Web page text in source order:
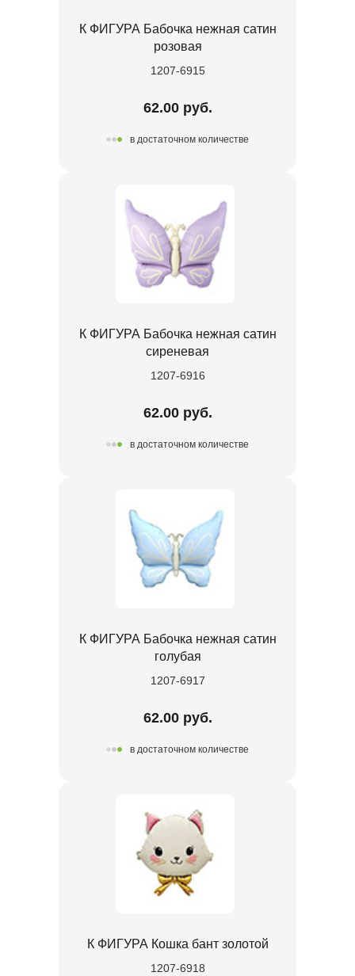
К ФИГУРА Бабочка нежная сатин
розовая
1207-6915
62.00 руб.
в достаточном количестве
К ФИГУРА Бабочка нежная сатин
сиреневая
1207-6916
62.00 руб.
в достаточном количестве
К ФИГУРА Бабочка нежная сатин
голубая
1207-6917
62.00 руб.
в достаточном количестве
К ФИГУРА Кошка бант золотой
1207-6918